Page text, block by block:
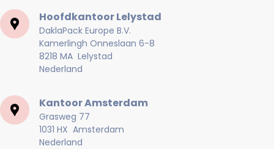
Hoofdkantoor Lelystad
DaklaPack Europe B.V.
Kamerlingh Onneslaan 6-8
8218 MA Lelystad
Nederland
Kantoor Amsterdam
Grasweg 77
1031 HX Amsterdam
Nederland